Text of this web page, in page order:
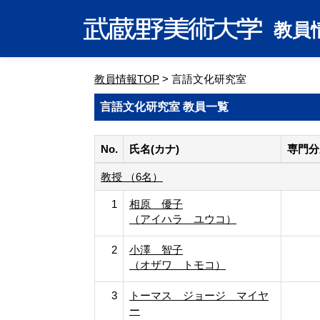
教員
教員情報TOP > 言語文化研究室
言語文化研究室 教員一覧
No. 氏名(カナ) 専門
教授 （6名）
1
相原 優子
（アイハラ ユウコ）
2
小澤 智子
（オザワ トモコ）
3
トーマス ジョージ マイヤ
ー